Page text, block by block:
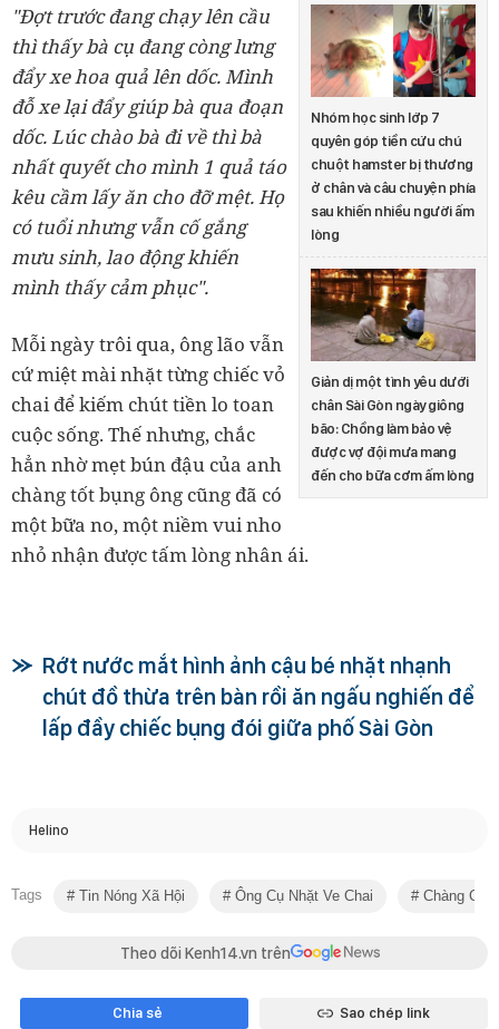
Nhóm học sinh lớp 7
quyên góp tiền cứu chú
chuột hamster bị thương
ở chân và câu chuyện phía
sau khiến nhiều người ấm
lòng
Giản dị một tình yêu dưới
chân Sài Gòn ngày giông
bão: Chồng làm bảo vệ
được vợ đội mưa mang
đến cho bữa cơm ấm lòng
"Đợt trước đang chạy lên cầu
thì thấy bà cụ đang còng lưng
đẩy xe hoa quả lên dốc. Mình
đỗ xe lại đẩy giúp bà qua đoạn
dốc. Lúc chào bà đi về thì bà
nhất quyết cho mình 1 quả táo
kêu cầm lấy ăn cho đỡ mệt. Họ
có tuổi nhưng vẫn cố gắng
mưu sinh, lao động khiến
mình thấy cảm phục".
Mỗi ngày trôi qua, ông lão vẫn
cứ miệt mài nhặt từng chiếc vỏ
chai để kiếm chút tiền lo toan
cuộc sống. Thế nhưng, chắc
hẳn nhờ mẹt bún đậu của anh
chàng tốt bụng ông cũng đã có
một bữa no, một niềm vui nho
nhỏ nhận được tấm lòng nhân ái.
Rớt nước mắt hình ảnh cậu bé nhặt nhạnh
chút đồ thừa trên bàn rồi ăn ngấu nghiến để
lấp đầy chiếc bụng đói giữa phố Sài Gòn
Helino
Tags Tin Nóng Xã Hội Ông Cụ Nhặt Ve Chai Chàng Chủ
Theo dõi Kenh14.vn trên
Chia sẻ Sao chép link